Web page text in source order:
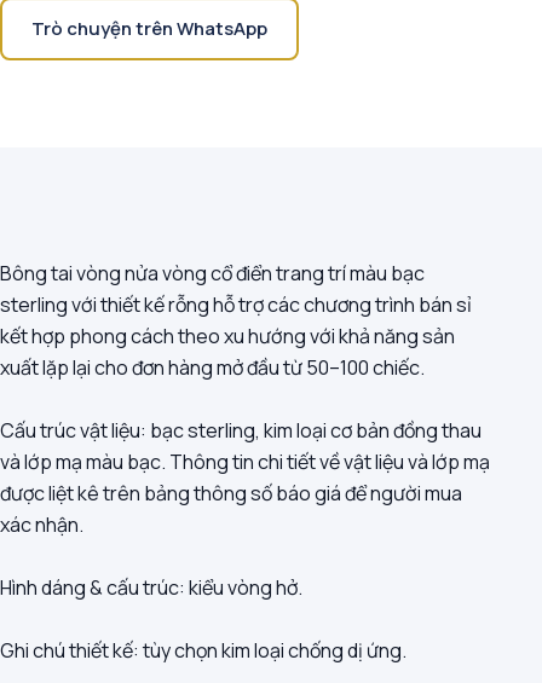
Trò chuyện trên WhatsApp
Bông tai vòng nửa vòng cổ điển trang trí màu bạc
sterling với thiết kế rỗng hỗ trợ các chương trình bán sỉ
kết hợp phong cách theo xu hướng với khả năng sản
xuất lặp lại cho đơn hàng mở đầu từ 50–100 chiếc.
Cấu trúc vật liệu: bạc sterling, kim loại cơ bản đồng thau
và lớp mạ màu bạc. Thông tin chi tiết về vật liệu và lớp mạ
được liệt kê trên bảng thông số báo giá để người mua
xác nhận.
Hình dáng & cấu trúc: kiểu vòng hở.
Ghi chú thiết kế: tùy chọn kim loại chống dị ứng.